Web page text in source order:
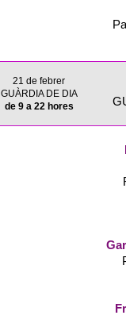
21 de febrer
GUÀRDIA DE DIA
de 9 a 22 hores